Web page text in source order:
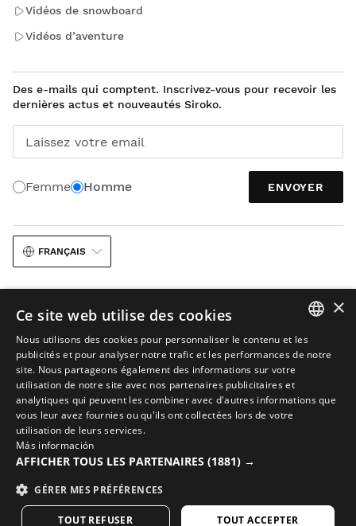
Vidéos de snowboard
Vidéos d’aventure
Des e-mails qui comptent. Inscrivez-vous pour recevoir les
dernières actus et nouveautés Siroko.
Laissez votre email
Femme Homme ENVOYER
FRANÇAIS
Avis juridique Cookies Conditions Générales de Vente
L’IA dans les images Plan du site
© 2026 Siroko
ENGLISH
GREEK
×
Ce site web utilise des cookies
Nous utilisons des cookies pour personnaliser le contenu et les
publicités et pour analyser notre trafic et les performances de notre
site. Nous partageons également des informations sur votre
utilisation de notre site avec nos partenaires publicitaires et
analytiques qui peuvent les combiner avec d'autres informations que
vous leur avez fournies ou qu'ils ont collectées lors de votre
utilisation de leurs services.
Más información
AFFICHER TOUS LES PARTENAIRES (1881) →
GÉRER MES PRÉFÉRENCES
TOUT ACCEPTER
TOUT REFUSER